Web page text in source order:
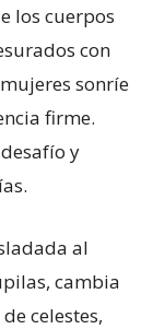
los cuerpos
con
sonríe
firme.
y
al
cambia
celestes,